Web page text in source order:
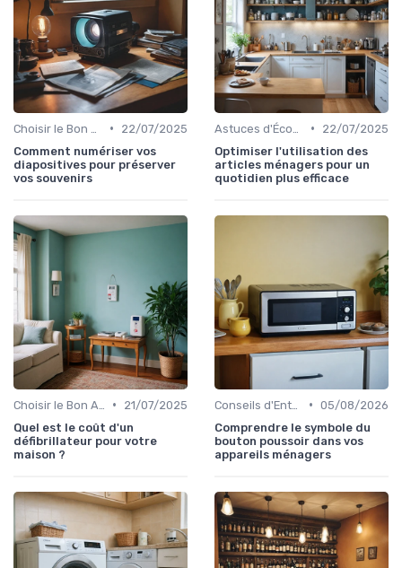
•
22/07/2025
Comment numériser vos
diapositives pour préserver
vos souvenirs
•
22/07/2025
Optimiser l'utilisation des
articles ménagers pour un
quotidien plus efficace
•
21/07/2025
Quel est le coût d'un
défibrillateur pour votre
maison ?
• 05/08/2026
Comprendre le symbole du
bouton poussoir dans vos
appareils ménagers